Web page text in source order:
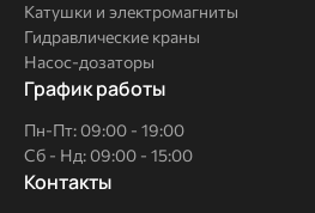
Катушки и электромагниты
Гидравлические краны
Насос-дозаторы
График работы
Пн-Пт: 09:00 - 19:00
Сб - Нд: 09:00 - 15:00
Контакты